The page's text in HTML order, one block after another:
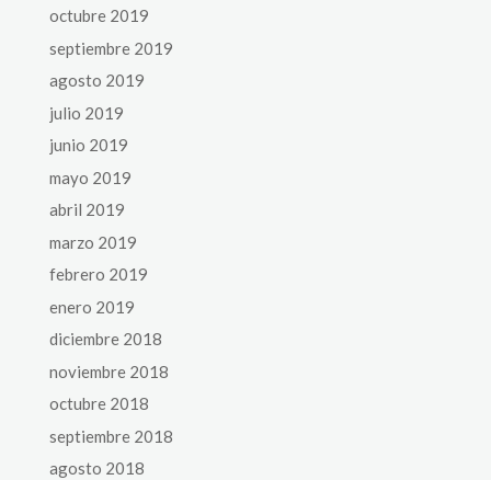
octubre 2019
septiembre 2019
agosto 2019
julio 2019
junio 2019
mayo 2019
abril 2019
marzo 2019
febrero 2019
enero 2019
diciembre 2018
noviembre 2018
octubre 2018
septiembre 2018
agosto 2018